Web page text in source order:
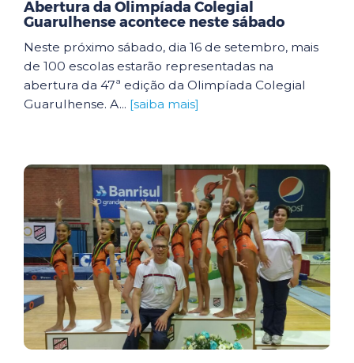
Abertura da Olimpíada Colegial
Guarulhense acontece neste sábado
Neste próximo sábado, dia 16 de setembro, mais
de 100 escolas estarão representadas na
abertura da 47ª edição da Olimpíada Colegial
Guarulhense. A... [saiba mais]